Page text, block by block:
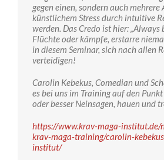
gegen einen, sondern auch
künstlichem Stress durch intuitive
werden. Das Credo ist hier: „Always
Flüchte oder kämpfe, erstarre
in diesem Seminar, sich nach allen
verteidigen!
Carolin Kebekus, Comedian und
es bei uns im Training auf den Punkt
oder besser Neinsagen, hauen und
https://www.krav-maga-institut.de/
krav-maga-training/carolin-
institut/